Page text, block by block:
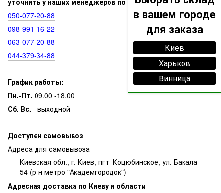
в вашем городе
для заказа
Киев
Харьков
Винница
050‑077‑20‑88
098‑991‑16‑22
063‑077‑20‑88
044‑379‑34‑88
График работы:
Пн.-Пт. 09.00 -18.00
Сб. Вс. - выходной
Доступен самовывоз
Адреса для самовывоза
Киевская обл., г. Киев, пгт. Коцюбинское, ул. Бакала
54 (р-н метро "Академгородок")
Адресная доставка по Киеву и области